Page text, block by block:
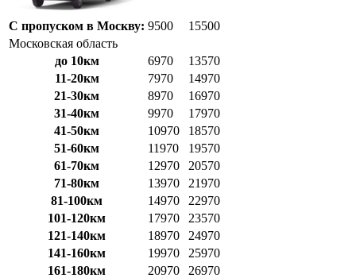
С пропуском в Москву: 9500
15500
Московская область
до 10км
6970
13570
11-20км
7970
14970
21-30км
8970
16970
31-40км
9970
17970
41-50км
10970
18570
51-60км
11970
19570
61-70км
12970
20570
71-80км
13970
21970
81-100км
14970
22970
101-120км
17970
23570
121-140км
18970
24970
141-160км
19970
25970
161-180км
20970
26970